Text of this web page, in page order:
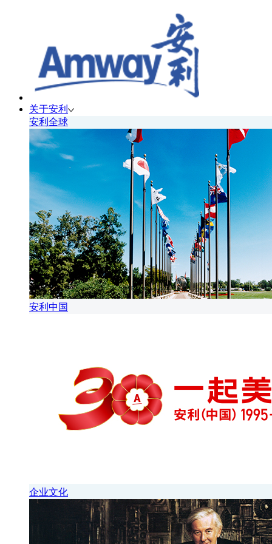
关于安利
安利全球
安利中国
企业文化